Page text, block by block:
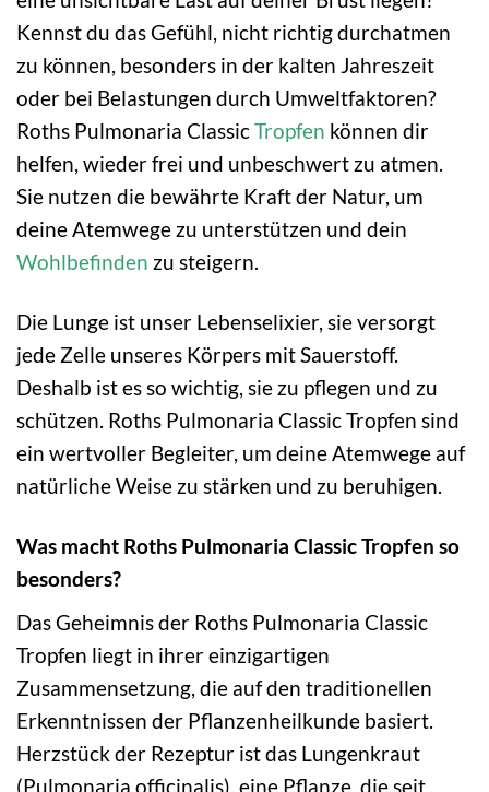
Kennst du das Gefühl, nicht richtig durchatmen
zu können, besonders in der kalten Jahreszeit
oder bei Belastungen durch Umweltfaktoren?
Roths Pulmonaria ClassicTropfen können dir
helfen, wieder frei und unbeschwert zu atmen.
Sie nutzen die bewährte Kraft der Natur, um
deine Atemwege zu unterstützen und dein
Wohlbefinden zu steigern.
Die Lunge ist unser Lebenselixier, sie versorgt
jede Zelle unseres Körpers mit Sauerstoff.
Deshalb ist es so wichtig, sie zu pflegen und zu
schützen. Roths Pulmonaria Classic Tropfen sind
ein wertvoller Begleiter, um deine Atemwege auf
natürliche Weise zu stärken und zu beruhigen.
Was macht Roths Pulmonaria Classic Tropfen so
besonders?
Das Geheimnis der Roths Pulmonaria Classic
Tropfen liegt in ihrer einzigartigen
Zusammensetzung, die auf den traditionellen
Erkenntnissen der Pflanzenheilkunde basiert.
Herzstück der Rezeptur ist das Lungenkraut
(Pulmonaria officinalis), eine Pflanze, die seit